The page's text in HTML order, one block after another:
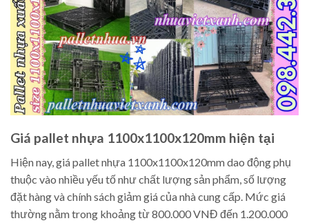
Giá pallet nhựa 1100x1100x120mm hiện tại
Hiện nay, giá pallet nhựa 1100x1100x120mm dao động phụ
thuộc vào nhiều yếu tố như chất lượng sản phẩm, số lượng
đặt hàng và chính sách giảm giá của nhà cung cấp. Mức giá
thường nằm trong khoảng từ 800.000 VNĐ đến 1.200.000